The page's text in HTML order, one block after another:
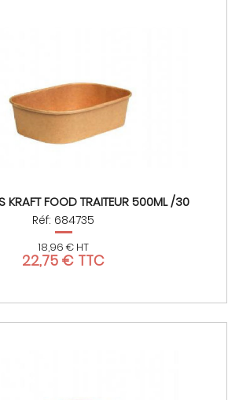
KRAFT FOOD TRAITEUR 500ML /30
Réf: 684735
18,96 € HT
22,75 € TTC